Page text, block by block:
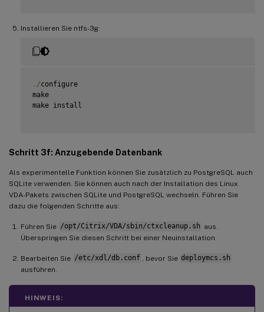
Installieren Sie ntfs-3g:
. /configure
make
make install
Schritt 3f: Anzugebende Datenbank
Als experimentelle Funktion können Sie zusätzlich zu PostgreSQL auch
SQLite verwenden. Sie können auch nach der Installation des Linux
VDA-Pakets zwischen SQLite und PostgreSQL wechseln. Führen Sie
dazu die folgenden Schritte aus:
Führen Sie /opt/Citrix/VDA/sbin/ctxcleanup.sh aus.
Überspringen Sie diesen Schritt bei einer Neuinstallation.
Bearbeiten Sie /etc/xdl/db.conf , bevor Sie deploymcs.sh
ausführen.
HINWEIS: